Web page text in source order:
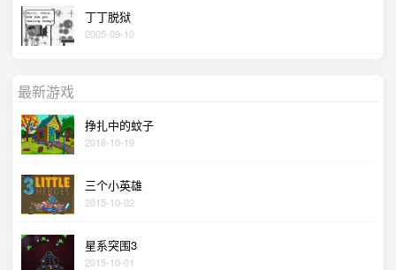
丁丁脱狱
2005-09-10
最新游戏
挣扎中的蚊子
2018-10-19
三个小英雄
2015-10-02
星系突围3
2015-10-01